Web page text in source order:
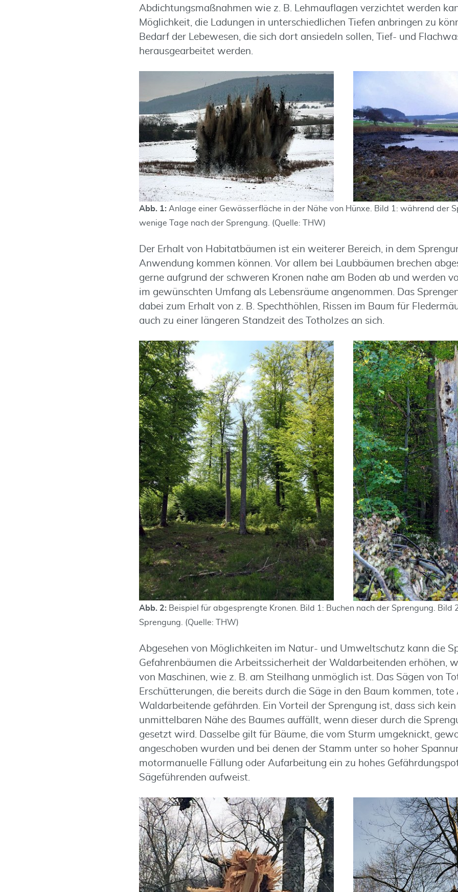
Abdichtungsmaßnahmen wie z. B. Lehmauflagen verzichtet werden
Möglichkeit, die Ladungen in unterschiedlichen Tiefen anbringen zu
Bedarf der Lebewesen, die sich dort ansiedeln sollen, Tief- und
herausgearbeitet werden.
Abb. 1: Anlage einer Gewässerfläche in der Nähe von Hünxe. Bild 1: während der
wenige Tage nach der Sprengung. (Quelle: THW)
Der Erhalt von Habitatbäumen ist ein weiterer Bereich, in dem
Anwendung kommen können. Vor allem bei Laubbäumen brechen
gerne aufgrund der schweren Kronen nahe am Boden ab und werden
im gewünschten Umfang als Lebensräume angenommen. Das
dabei zum Erhalt von z. B. Spechthöhlen, Rissen im Baum für
auch zu einer längeren Standzeit des Totholzes an sich.
Abb. 2: Beispiel für abgesprengte Kronen. Bild 1: Buchen nach der Sprengung. Bild
Sprengung. (Quelle: THW)
Abgesehen von Möglichkeiten im Natur- und Umweltschutz kann die
Gefahrenbäumen die Arbeitssicherheit der Waldarbeitenden erhöhen,
von Maschinen, wie z. B. am Steilhang unmöglich ist. Das Sägen von
Erschütterungen, die bereits durch die Säge in den Baum kommen, tote
Waldarbeitende gefährden. Ein Vorteil der Sprengung ist, dass sich
unmittelbaren Nähe des Baumes auffällt, wenn dieser durch die
gesetzt wird. Dasselbe gilt für Bäume, die vom Sturm umgeknickt,
angeschoben wurden und bei denen der Stamm unter so hoher
motormanuelle Fällung oder Aufarbeitung ein zu hohes
Sägeführenden aufweist.